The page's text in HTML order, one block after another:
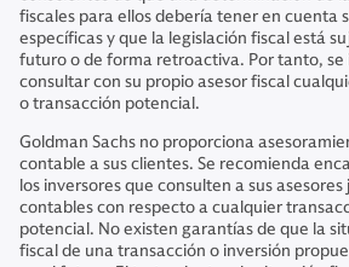
fiscales para ellos debería tener en cuenta
específicas y que la legislación fiscal está
futuro o de forma retroactiva. Por tanto, se
consultar con su propio asesor fiscal
o transacción potencial.
Goldman Sachs no proporciona
contable a sus clientes. Se recomienda
los inversores que consulten a sus
contables con respecto a cualquier
potencial. No existen garantías de que la
fiscal de una transacción o inversión